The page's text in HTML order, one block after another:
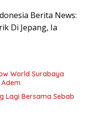
Berita News:
Di Jepang, Ia
World Surabaya
Lagi Bersama Sebab